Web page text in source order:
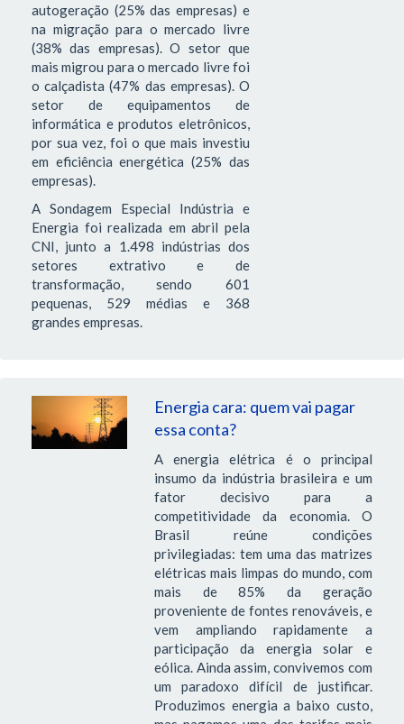
autogeração (25% das empresas) e
na migração para o mercado livre
(38% das empresas). O setor que
mais migrou para o mercado livre foi
o calçadista (47% das empresas). O
setor de equipamentos de
informática e produtos eletrônicos,
por sua vez, foi o que mais investiu
em eficiência energética (25% das
empresas).
A Sondagem Especial Indústria e
Energia foi realizada em abril pela
CNI, junto a 1.498 indústrias dos
setores extrativo e de
transformação, sendo 601
pequenas, 529 médias e 368
grandes empresas.
Energia cara: quem vai pagar
essa conta?
A energia elétrica é o principal
insumo da indústria brasileira e um
fator decisivo para a
competitividade da economia. O
Brasil reúne condições
privilegiadas: tem uma das matrizes
elétricas mais limpas do mundo, com
mais de 85% da geração
proveniente de fontes renováveis, e
vem ampliando rapidamente a
participação da energia solar e
eólica. Ainda assim, convivemos com
um paradoxo difícil de justificar.
Produzimos energia a baixo custo,